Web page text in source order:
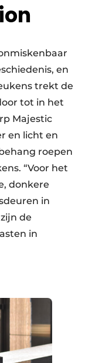
en
trekt de
tot in het
Majestic
en licht en
roepen
“Voor het
donkere
in
de
in